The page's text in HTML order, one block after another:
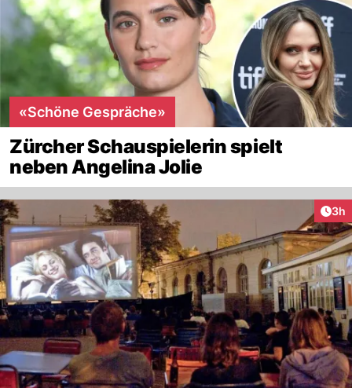
«Schöne Gespräche»
Zürcher Schauspielerin spielt
neben Angelina Jolie
3h